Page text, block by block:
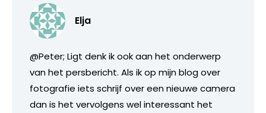
Elja
@Peter; Ligt denk ik ook aan het onderwerp
van het persbericht. Als ik op mijn blog over
fotografie iets schrijf over een nieuwe camera
dan is het vervolgens wel interessant het